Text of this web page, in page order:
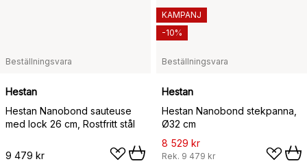
Beställningsvara
Hestan
Hestan Nanobond sauteuse
med lock 26 cm, Rostfritt stål
9 479 kr
Beställningsvara
Hestan
Hestan Nanobond stekpanna,
Ø32 cm
8 529 kr
Rek. 9 479 kr
KAMPANJ
-10%